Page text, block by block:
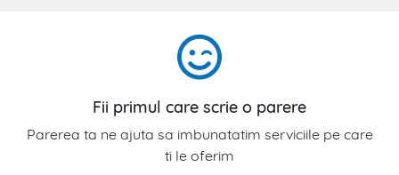
Fii primul care scrie o parere
Parerea ta ne ajuta sa imbunatatim serviciile pe care
ti le oferim